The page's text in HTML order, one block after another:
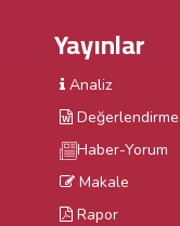
Yayınlar
Analiz
Değerlendirme
Haber-Yorum
Makale
Rapor